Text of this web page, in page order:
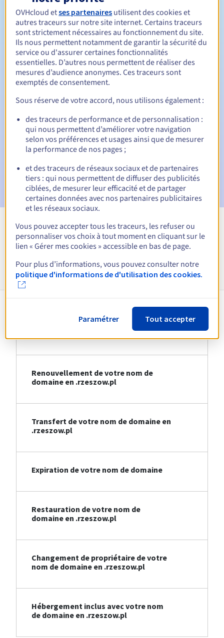
Durée de renouvellement Entre 1 et 10 ans
Période de rédemption
date d'échéance
E-mail le jour de l'expirationpour notification de la
suspension du nom de domaine
E-mail après la période de grâce de rédemptionpour
notification de la suppression du nom de domaine
Voir toutes les extensions
Informations sur le .rzeszow.pl
Création de votre nom de domaine en
Renouvellement de votre nom de
domaine en .rzeszow.pl
Transfert de votre nom de domaine en
.rzeszow.pl
Expiration de votre nom de domaine
Restauration de votre nom de
domaine en .rzeszow.pl
Changement de propriétaire de votre
nom de domaine en .rzeszow.pl
Hébergement inclus avec votre nom
de domaine en .rzeszow.pl
OVHcloud etses partenaires utilisent des cookies et
autres traceurs sur notre site internet. Certains traceurs
sont strictement nécessaires au fonctionnement du site.
Ils nous permettent notamment de garantir la sécurité du
service ou d'assurer certaines fonctionnalités
essentielles. D’autres nous permettent de réaliser des
mesures d’audience anonymes. Ces traceurs sont
exemptés de consentement.
Sous réserve de votre accord, nous utilisons également :
des traceurs de performance et de personnalisation :
qui nous permettent d’améliorer votre navigation
selon vos préférences et usages ainsi que de mesurer
la performance de nos pages ;
et des traceurs de réseaux sociaux et de partenaires
tiers : qui nous permettent de diffuser des publicités
ciblées, de mesurer leur efficacité et de partager
certaines données avec nos partenaires publicitaires
et les réseaux sociaux.
Vous pouvez accepter tous les traceurs, les refuser ou
personnaliser vos choix à tout moment en cliquant sur le
lien « Gérer mes cookies » accessible en bas de page.
Pour plus d’informations, vous pouvez consulter notre
politique d'informations de d'utilisation des cookies.
Paramétrer Tout accepter